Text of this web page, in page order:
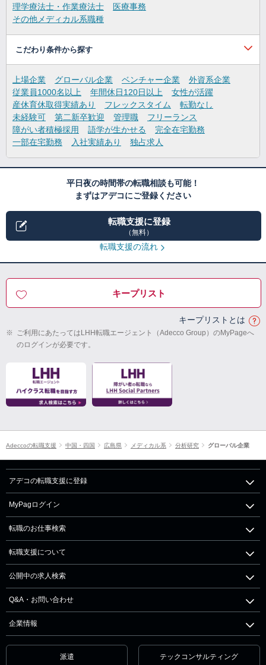
理学療法士・作業療法士
医療事務
その他メディカル系職種
こだわり条件から探す
上場企業 グローバル企業 ベンチャー企業
外資系企業
従業員1000名以上
年間休日120日以上
女性が活躍
産休育休取得実績あり
フレックスタイム
転勤なし
未経験可
第二新卒歓迎 管理職
フリーランス
障がい者積極採用
語学が生かせる
完全在宅勤務
一部在宅勤務
入社実績あり 独占求人
平日夜の時間帯の転職相談も可能！
まずはアデコにご登録ください
転職支援に登録
（無料）
転職支援の流れ
キープリスト
キープリストとは
※ ご利用にあたってはLHH転職エージェント（Adecco Group）のMyPageへ
のログインが必要です。
Adeccoの転職支援 中国・四国 広島県 メディカル系 分析研究 グローバル企業
アデコの転職支援に登録
MyPagログイン
転職のお仕事検索
転職支援について
公開中の求人検索
Q&A・お問い合わせ
企業情報
派遣 テックコンサルティング